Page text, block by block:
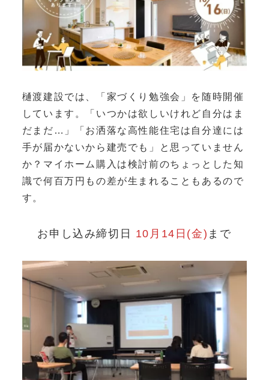
樋渡建設では、「家づくり勉強会」を随時開催
しています。「いつかは欲しいけれど自分はま
だまだ…」「お洒落な高性能住宅は自分達には
手が届かないから建売でも」と思っていません
か？マイホーム購入は検討前のちょっとした知
識で何百万円もの差が生まれることもあるので
す。
お申し込み締切日 10月14日(金) まで